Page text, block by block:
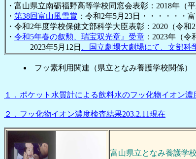
・富山県立南砺福野高等学校同窓会表彰：2018年（
・ 第38回富山風雪賞 ：令和2年5月23日・・・・・・
・令和2年度学校保健文部科学大臣表彰：2020（令和
・ 令和5年春の叙勲、瑞宝双光章』受章 ：2023年（令
2023年5月12日
、国立劇場大劇場にて、文部
フッ素利用関連（県立となみ養護学校関係）
１．ポケット水質計による飲料水のフッ化物イオン濃
２．フッ化物イオン濃度検査結果203.2.11現在
富山県立となみ養護学校